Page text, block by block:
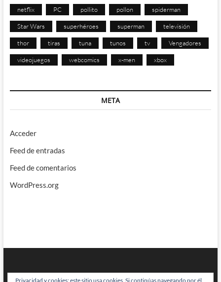
netflix PC pollito pollon spiderman
Star Wars superhéroes superman televisión
thor tiras tuna tunos tv Vengadores
videojuegos webcomics x-men xbox
META
Acceder
Feed de entradas
Feed de comentarios
WordPress.org
Privacidad y cookies: este sitio usa cookies. Si continúas navegando por él,